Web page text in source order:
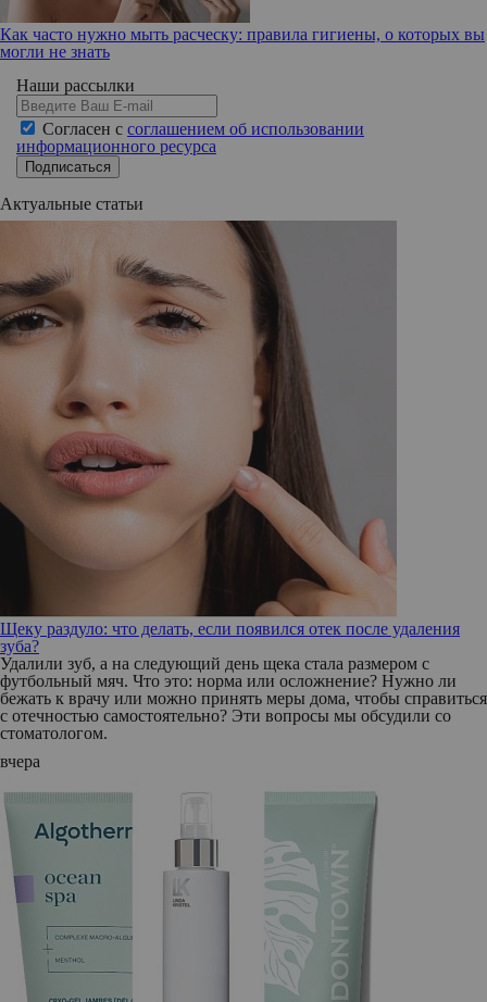
Как часто нужно мыть расческу: правила гигиены, о которых вы
могли не знать
Наши рассылки
Согласен с соглашением об использовании
информационного ресурса
Подписаться
Актуальные статьи
Щеку раздуло: что делать, если появился отек после удаления
зуба?
Удалили зуб, а на следующий день щека стала размером с
футбольный мяч. Что это: норма или осложнение? Нужно ли
бежать к врачу или можно принять меры дома, чтобы справиться
с отечностью самостоятельно? Эти вопросы мы обсудили со
стоматологом.
вчера